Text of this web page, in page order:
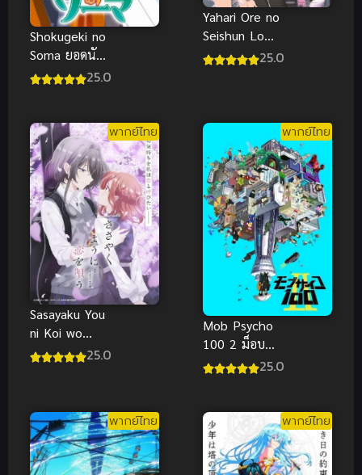
Shokugeki no
Soma ยอดนัก
ปรุงโซมะ 25.0
Yahari Ore no
Seishun Love
Comedy ภาค25.0
พากย์ไทย
Sasayaku You
ni Koi wo
Utau ซับไทย25.0
พากย์ไทย
Mob Psycho
100 2 ม็อบ
ไซโค 100 คน
25.0
พากย์ไทย พากย์ไทย